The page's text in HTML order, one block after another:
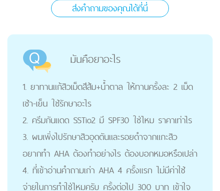
ส่งคำถามของคุณได้ที่นี่
มันคือยาอะไร
1. ยาทานแก้สิวเม็ดสีส้ม+น้ำตาล ให้ทานครั้งละ 2 เม็ด
เช้า-เย็น ใช้รักษาอะไร
2. ครีมกันแดด SSTio2 มี SPF30 ใช่ไหม ราคาเท่าไร
3. ผมเพิ่งไปรักษาสิวอุดตันและรอยดำจากแกะสิว
อยากทำ AHA ต้องทำอย่างไร ต้องบอกหมอหรือเปล่า
4. ที่เข้าอ่านคำถามเก่า AHA 4 ครั้งแรก ไม่มีค่าใช้
จ่ายในการทำใช่ไหมครับ ครั้งต่อไป 300 บาท เข้าใจ